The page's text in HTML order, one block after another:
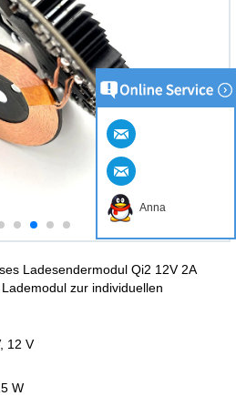
Ladesendermodul Qi2 12V 2A
zur individuellen
12 V
W
Anna